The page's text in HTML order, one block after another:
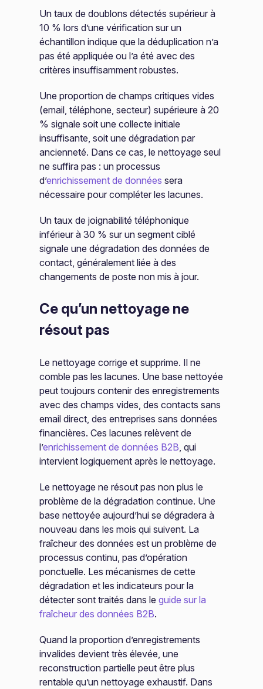
Un taux de doublons détectés supérieur à
10 % lors d’une vérification sur un
échantillon indique que la déduplication n’a
pas été appliquée ou l’a été avec des
critères insuffisamment robustes.
Une proportion de champs critiques vides
(email, téléphone, secteur) supérieure à 20
% signale soit une collecte initiale
insuffisante, soit une dégradation par
ancienneté. Dans ce cas, le nettoyage seul
ne suffira pas : un processus
d’enrichissement de données sera
nécessaire pour compléter les lacunes.
Un taux de joignabilité téléphonique
inférieur à 30 % sur un segment ciblé
signale une dégradation des données de
contact, généralement liée à des
changements de poste non mis à jour.
Ce qu’un nettoyage ne
résout pas
Le nettoyage corrige et supprime. Il ne
comble pas les lacunes. Une base nettoyée
peut toujours contenir des enregistrements
avec des champs vides, des contacts sans
email direct, des entreprises sans données
financières. Ces lacunes relèvent de
l’enrichissement de données B2B , qui
intervient logiquement après le nettoyage.
Le nettoyage ne résout pas non plus le
problème de la dégradation continue. Une
base nettoyée aujourd’hui se dégradera à
nouveau dans les mois qui suivent. La
fraîcheur des données est un problème de
processus continu, pas d’opération
ponctuelle. Les mécanismes de cette
dégradation et les indicateurs pour la
détecter sont traités dans leguide sur la
fraîcheur des données B2B.
Quand la proportion d’enregistrements
invalides devient très élevée, une
reconstruction partielle peut être plus
rentable qu’un nettoyage exhaustif. Dans